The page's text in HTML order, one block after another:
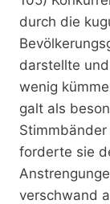
durch die
darstellte
wenig
galt als
forderte sie
verschwand